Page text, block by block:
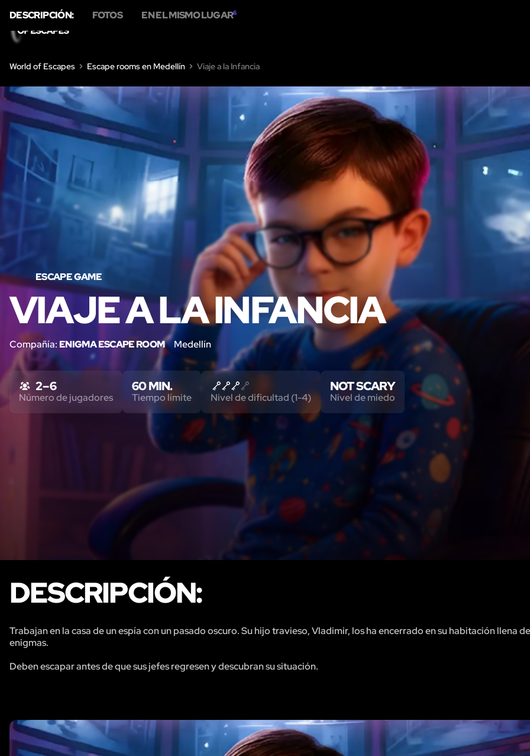
World of Escapes Escape rooms en Medellín Viaje a la Infancia
ESCAPE GAME
VIAJE A LA INFANCIA
Compañía: ENIGMA ESCAPE ROOM Medellín
DESCRIPCIÓN: FOTOS EN EL MISMO LUGAR6
2 – 6
Número de jugadores
60 MIN.
Tiempo límite Nivel de dificultad (1-4)
NOT SCARY
Nivel de miedo
DESCRIPCIÓN:
Trabajan en la casa de un espía con un pasado oscuro. Su hijo travieso, Vladimir, los ha encerrado en su habitación llena
enigmas.
Deben escapar antes de que sus jefes regresen y descubran su situación.